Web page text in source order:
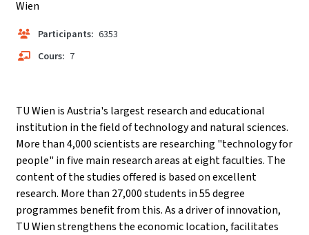
Wien
Participants: 6353
Cours: 7
TU Wien is Austria's largest research and educational
institution in the field of technology and natural sciences.
More than 4,000 scientists are researching "technology for
people" in five main research areas at eight faculties. The
content of the studies offered is based on excellent
research. More than 27,000 students in 55 degree
programmes benefit from this. As a driver of innovation,
TU Wien strengthens the economic location, facilitates